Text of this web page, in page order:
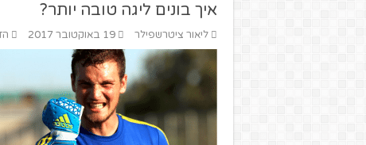
איך בונים ליגה טובה יותר?
ליאור ציטרשפילר 19 באוקטובר 2017